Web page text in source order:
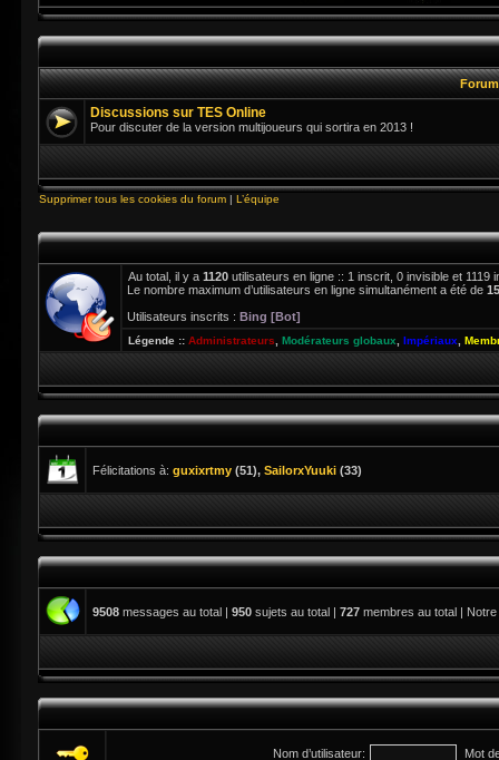
Discussions sur TES Online
Pour discuter de la version multijoueurs qui sortira en 2013 !
Supprimer tous les cookies du forum | L’équipe
Au total, il y a 1120 utilisateurs en ligne :: 1 inscrit, 0 invisible et
Le nombre maximum d’utilisateurs en ligne simultanément a été de
Utilisateurs inscrits : Bing [Bot]
Légende :: Administrateurs Modérateurs globaux Impériaux
Félicitations à: guxixrtmy (51), SailorxYuuki (33)
9508 messages au total | 950 sujets au total | 727 membres au total |
Nom d’utilisateur: Mot